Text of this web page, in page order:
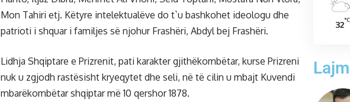
Mon Tahiri etj. Këtyre intelektualëve do t`u bashkohet ideologu dhe
patrioti i shquar i familjes së njohur Frashëri, Abdyl bej Frashëri.
Lidhja Shqiptare e Prizrenit, pati karakter gjithëkombëtar, kurse Prizreni
nuk u zgjodh rastësisht kryeqytet dhe seli, në të cilin u mbajt Kuvendi
mbarëkombëtar shqiptar më 10 qershor 1878.
32°C